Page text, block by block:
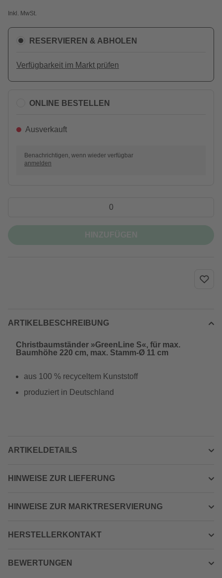
Inkl. MwSt.
RESERVIEREN & ABHOLEN
Verfügbarkeit im Markt prüfen
ONLINE BESTELLEN
Ausverkauft
Benachrichtigen, wenn wieder verfügbar
anmelden
ARTIKELBESCHREIBUNG
Christbaumständer »GreenLine S«, für max.
Baumhöhe 220 cm, max. Stamm-Ø 11 cm
aus 100 % recyceltem Kunststoff
produziert in Deutschland
ARTIKELDETAILS
HINWEISE ZUR LIEFERUNG
HINWEISE ZUR MARKTRESERVIERUNG
HERSTELLERKONTAKT
BEWERTUNGEN